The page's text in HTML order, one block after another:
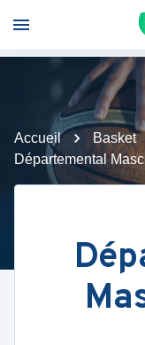
Accueil Basket
Départemental